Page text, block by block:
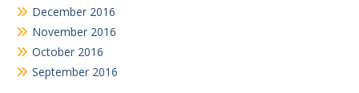
December 2016
November 2016
October 2016
September 2016